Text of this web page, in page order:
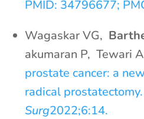
PMID: 34796677;
Wagaskar VG,
akumaran P, Tewari
prostate cancer: a
radical prostatectomy.
Surg2022;6:14.